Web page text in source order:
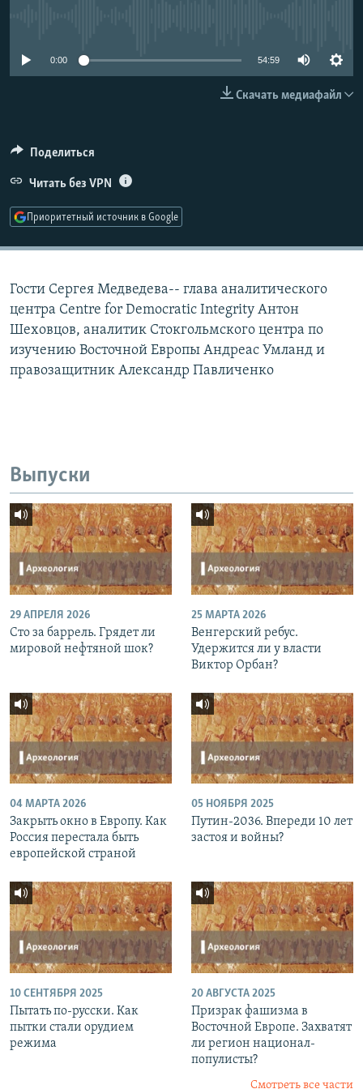
0:00 54:59
Скачать медиафайл
Поделиться
Читать без VPN
Приоритетный источник в Google
Гости Сергея Медведева-- глава аналитического
центра Centre for Democratic Integrity Антон
Шеховцов, аналитик Стокгольмского центра по
изучению Восточной Европы Андреас Умланд и
правозащитник Александр Павличенко
Выпуски
29 АПРЕЛЯ 2026
Сто за баррель. Грядет ли
мировой нефтяной шок?
25 МАРТА 2026
Венгерский ребус.
Удержится ли у власти
Виктор Орбан?
04 МАРТА 2026
Закрыть окно в Европу. Как
Россия перестала быть
европейской страной
05 НОЯБРЯ 2025
Путин-2036. Впереди 10 лет
застоя и войны?
10 СЕНТЯБРЯ 2025
Пытать по-русски. Как
пытки стали орудием
режима
20 АВГУСТА 2025
Призрак фашизма в
Восточной Европе. Захватят
ли регион национал-
популисты?
Смотреть все части